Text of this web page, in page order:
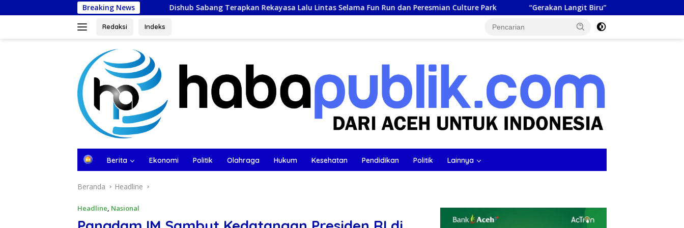
ke
Breaking News
Dishub Sabang Terapkan Rekayasa Lalu Lintas Selama Fun Run dan Peresmian Culture Park “Gerakan Langit Biru” ASRI Warnai HUT ke-25 Partai Demokrat
Redaksi Indeks
B
a
d
a
Berita Ekonomi Politik Olahraga Hukum Kesehatan Pendidikan Politik Lainnya
Beranda Headline
Headline Nasional